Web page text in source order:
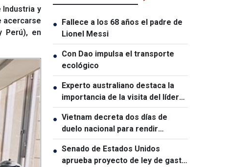
Industria y
acercarse
Perú), en
● Fallece a los 68 años el padre de
Lionel Messi
● Con Dao impulsa el transporte
ecológico
● Experto australiano destaca la
importancia de la visita del líder
político vietnamita
● Vietnam decreta dos días de
duelo nacional para rendir
homenaje al presidente de la
Asamblea Nacional de Laos
● Senado de Estados Unidos
aprueba proyecto de ley de gasto